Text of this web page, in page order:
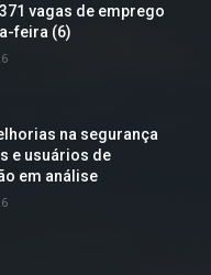
vagas de emprego
feira (6)
na segurança
e usuários de
em análise